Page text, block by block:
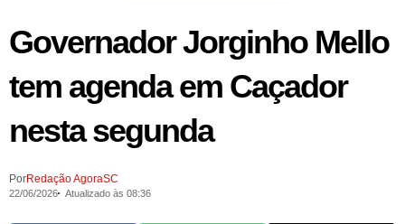
Governador Jorginho Mello
tem agenda em Caçador
nesta segunda
PorRedação AgoraSC
22/06/2026 Atualizado às 08:36